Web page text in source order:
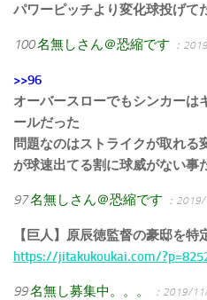
パワーピッチより変化球投げて
100名無しさん＠恐縮です ：
>>96
オーバースローでもシンカーは
ールだった
問題なのはストライクが取れる
が球速出てる割に球威がない事
97名無しさん＠恐縮です ：
【巨人】原辰徳監督の豪邸を特
https://jitakukoukai.com/
99名無し募集中。。。 ：2019/